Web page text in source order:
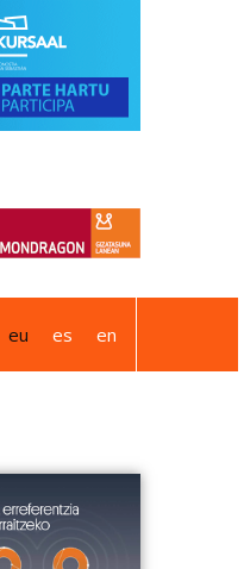
eu es en